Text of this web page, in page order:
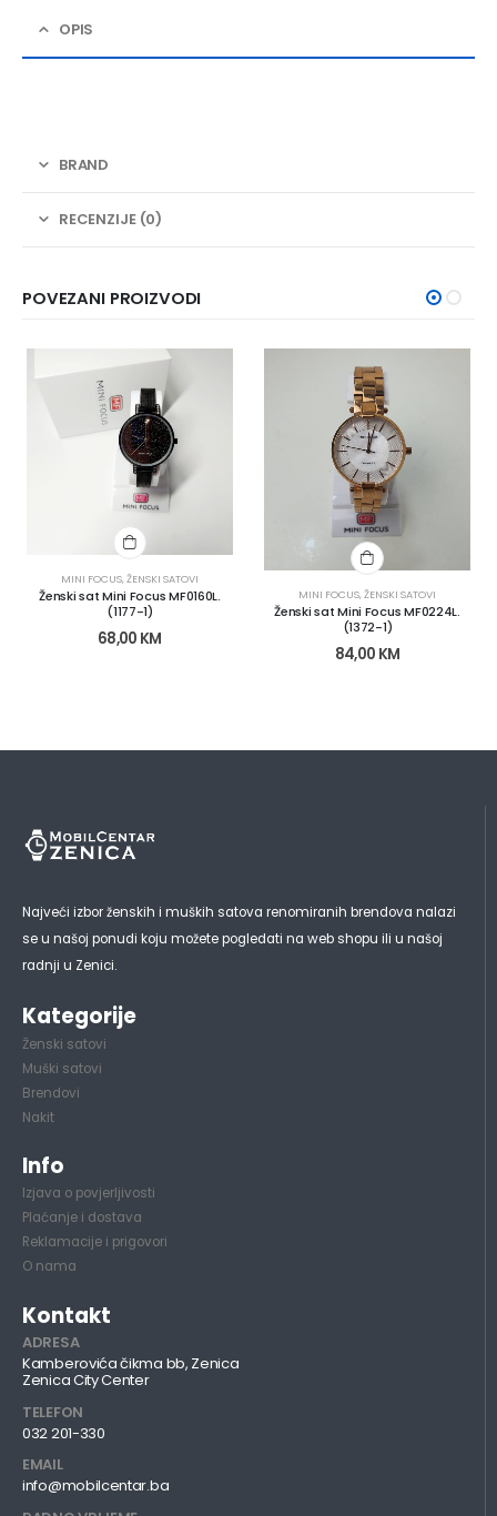
OPIS
BRAND
RECENZIJE (0)
POVEZANI PROIZVODI
MINI FOCUS,ŽENSKI SATOVI
Ženski sat Mini Focus MF0160L.
(1177-1)
68,00 KM
MINI FOCUS,ŽENSKI SATOVI
Ženski sat Mini Focus MF0224L.
(1372-1)
84,00 KM
Najveći izbor ženskih i muških satova renomiranih brendova nalazi
se u našoj ponudi koju možete pogledati na web shopu ili u našoj
radnji u Zenici.
Kategorije
Ženski satovi
Muški satovi
Brendovi
Nakit
Info
Izjava o povjerljivosti
Plaćanje i dostava
Reklamacije i prigovori
O nama
Kontakt
ADRESA
Kamberovića čikma bb, Zenica
Zenica City Center
TELEFON
032 201-330
EMAIL
info@mobilcentar.ba